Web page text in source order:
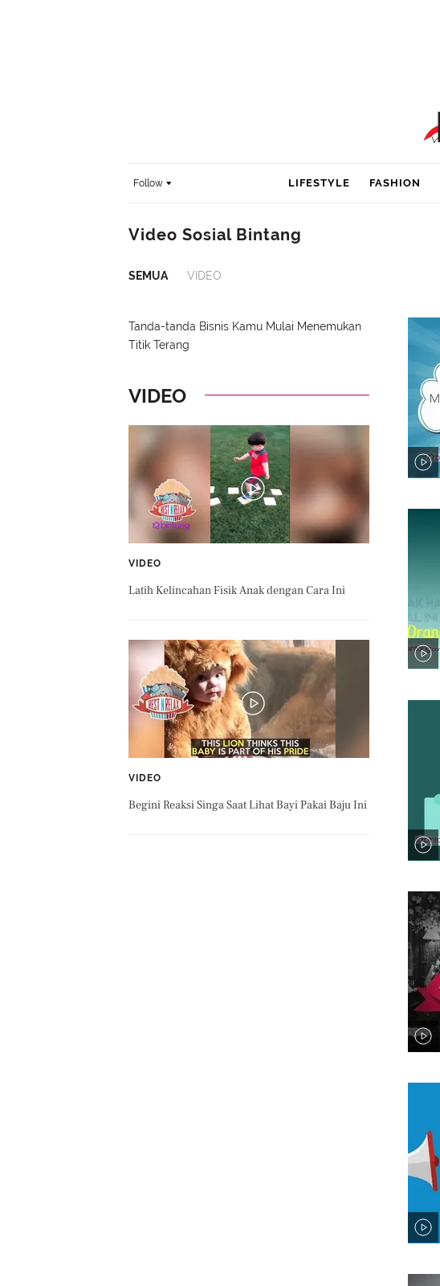
Follow LIFESTYLE FASHION
Video Sosial Bintang
SEMUA VIDEO
Tanda-tanda Bisnis Kamu Mulai Menemukan
Titik Terang
VIDEO
VIDEO
Latih Kelincahan Fisik Anak dengan Cara Ini
VIDEO
Begini Reaksi Singa Saat Lihat Bayi Pakai Baju Ini